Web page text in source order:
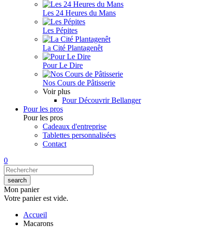
Les 24 Heures du Mans
Les Pépites
La Cité Plantagenêt
Pour Le Dire
Nos Cours de Pâtisserie
Voir plus
Pour Découvrir Bellanger
Pour les pros
Pour les pros
Cadeaux d'entreprise
Tablettes personnalisées
Contact
0
Mon panier
Votre panier est vide.
Accueil
Macarons